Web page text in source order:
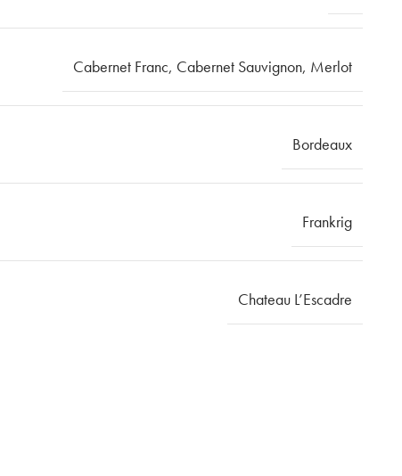
Cabernet Franc, Cabernet Sauvignon, Merlot
Bordeaux
Frankrig
Chateau L’Escadre